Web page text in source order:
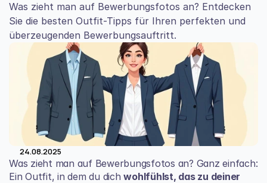
Was zieht man auf Bewerbungsfotos an? Entdecken
Sie die besten Outfit-Tipps für Ihren perfekten und
überzeugenden Bewerbungsauftritt.
24.08.2025
Was zieht man auf Bewerbungsfotos an? Ganz einfach:
Ein Outfit, in dem du dich wohlfühlst, das zu deiner